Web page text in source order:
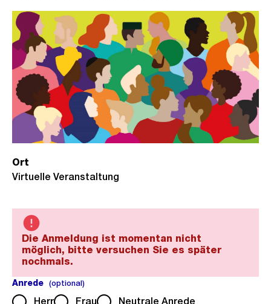
Ort
Virtuelle Veranstaltung
Die Anmeldung ist momentan nicht
möglich, bitte versuchen Sie es später
nochmals.
Anrede (optional)(optional).
Herr Frau Neutrale Anrede